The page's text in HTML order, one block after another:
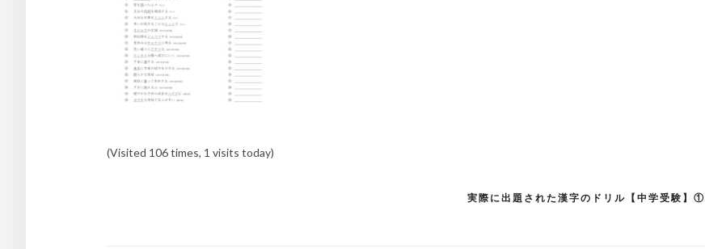
(Visited 106 times, 1 visits today)
実際に出題された漢字のドリル【中学受験】①